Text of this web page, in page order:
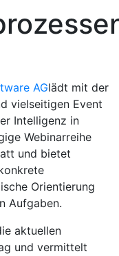
AGlädt mit der
vielseitigen Event
Intelligenz in
Webinarreihe
und bietet
Orientierung
Aufgaben.
aktuellen
und vermittelt